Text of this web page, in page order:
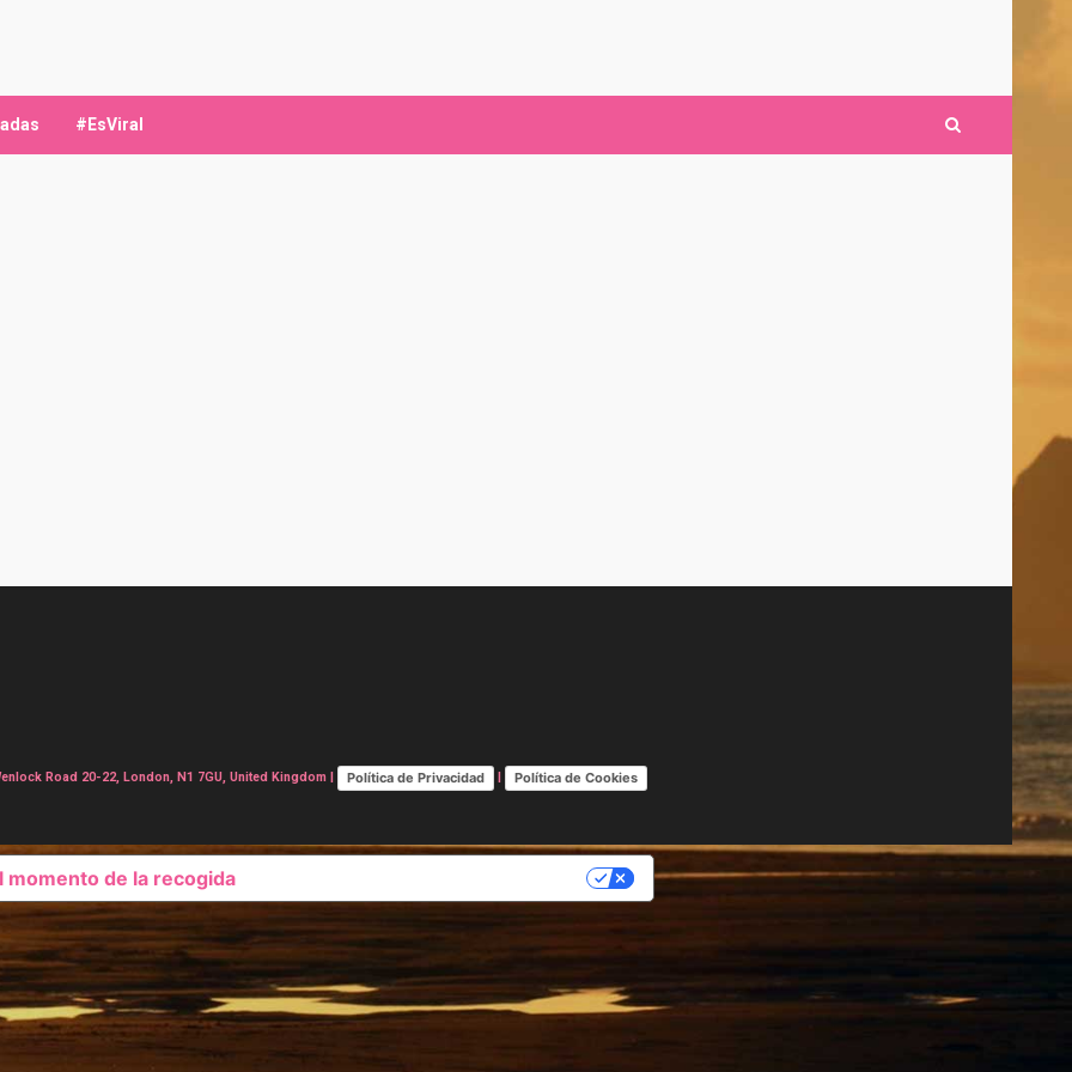
#EsViral
Road 20-22, London, N1 7GU, United Kingdom | Política de Privacidad | Política de Cookies
momento de la recogida